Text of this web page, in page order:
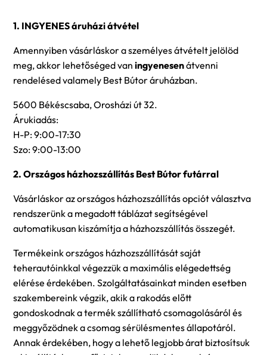
1. INGYENES áruházi átvétel
Amennyiben vásárláskor a személyes átvételt jelölöd
meg, akkor lehetőséged van ingyenesenátvenni
rendelésed valamely Best Bútor áruházban.
5600 Békéscsaba, Orosházi út 32.
Árukiadás:
H-P: 9:00-17:30
Szo: 9:00-13:00
2. Országos házhozszállítás Best Bútor futárral
Vásárláskor az országos házhozszállítás opciót választva
rendszerünk a megadott táblázat segítségével
automatikusan kiszámítja a házhozszállítás összegét.
Termékeink országos házhozszállítását saját
teherautóinkkal végezzük a maximális elégedettség
elérése érdekében. Szolgáltatásainkat minden esetben
szakembereink végzik, akik a rakodás előtt
gondoskodnak a termék szállítható csomagolásáról és
meggyőzödnek a csomag sérülésmentes állapotáról.
Annak érdekében, hogy a lehető legjobb árat biztosítsuk